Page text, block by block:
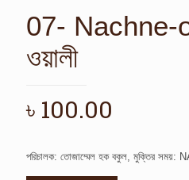
07- Nachne-
ওয়ালী
৳ 100.00
পরিচালক: তোজাম্মেল হক বকুল, মুক্তির সময়: